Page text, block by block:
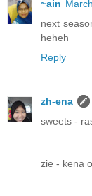
~ain
next
heheh
Reply
zh-ena
sweets -
zie - kena